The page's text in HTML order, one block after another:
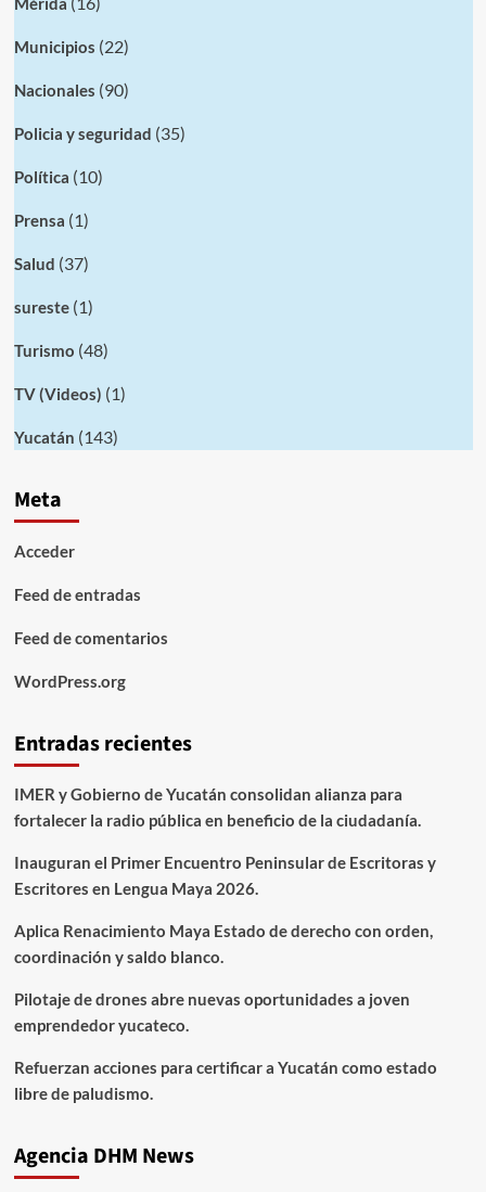
Municipios (22)
Nacionales (90)
Policia y seguridad (35)
Política (10)
Prensa (1)
Salud (37)
sureste(1)
Turismo (48)
TV (Videos) (1)
Yucatán (143)
Meta
Acceder
Feed de entradas
Feed de comentarios
WordPress.org
Entradas recientes
IMER y Gobierno de Yucatán consolidan alianza para
fortalecer la radio pública en beneficio de la ciudadanía.
Inauguran el Primer Encuentro Peninsular de Escritoras y
Escritores en Lengua Maya 2026.
Aplica Renacimiento Maya Estado de derecho con orden,
coordinación y saldo blanco.
Pilotaje de drones abre nuevas oportunidades a joven
emprendedor yucateco.
Refuerzan acciones para certificar a Yucatán como estado
libre de paludismo.
Agencia DHM News